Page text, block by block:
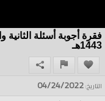
فقرة أجوبة أسئلة
1443هـ
التاريخ:04/24/2022